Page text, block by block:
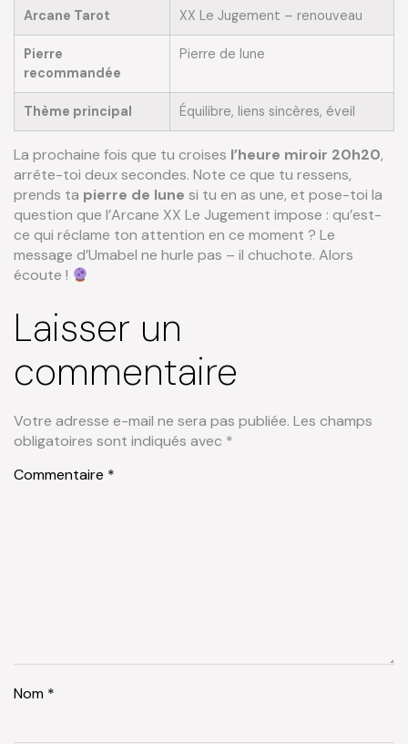
Arcane Tarot XX Le Jugement – renouveau
Pierre
recommandée
Pierre de lune
Thème principal Équilibre, liens sincères, éveil
La prochaine fois que tu croises l’heure miroir 20h20,
arrête-toi deux secondes. Note ce que tu ressens,
prends ta pierre de lune si tu en as une, et pose-toi la
question que l’Arcane XX Le Jugement impose : qu’est-
ce qui réclame ton attention en ce moment ? Le
message d’Umabel ne hurle pas – il chuchote. Alors
écoute !
Laisser un
commentaire
Votre adresse e-mail ne sera pas publiée. Les champs
obligatoires sont indiqués avec *
Commentaire *
Nom *